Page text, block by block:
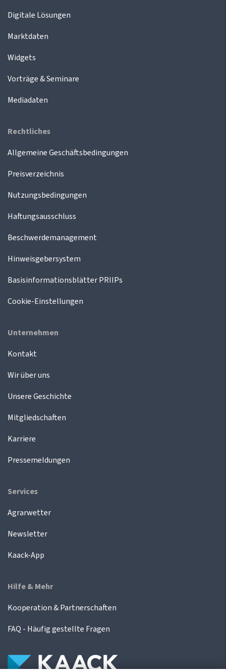
Digitale Lösungen
Marktdaten
Widgets
Vorträge & Seminare
Mediadaten
Rechtliches
Allgemeine Geschäftsbedingungen
Preisverzeichnis
Nutzungsbedingungen
Haftungsausschluss
Beschwerdemanagement
Hinweisgebersystem
Basisinformationsblätter PRIIPs
Cookie-Einstellungen
Unternehmen
Kontakt
Wir über uns
Unsere Geschichte
Mitgliedschaften
Karriere
Pressemeldungen
Services
Agrarwetter
Newsletter
Kaack-App
Hilfe & Mehr
Kooperation & Partnerschaften
FAQ - Häufig gestellte Fragen